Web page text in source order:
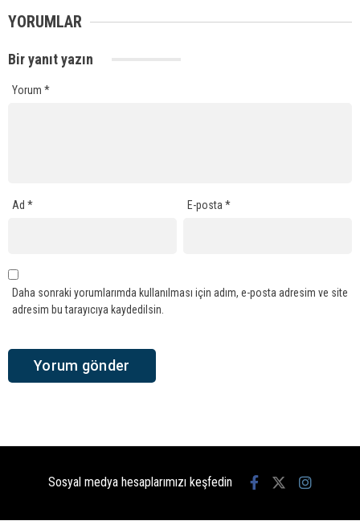
YORUMLAR
Bir yanıt yazın
Yorum *
Ad * E-posta*
Daha sonraki yorumlarımda kullanılması için adım, e-posta adresim ve site
adresim bu tarayıcıya kaydedilsin.
Sosyal medya hesaplarımızı keşfedin